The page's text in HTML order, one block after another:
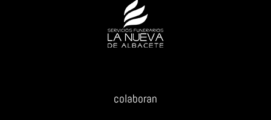
colaboran